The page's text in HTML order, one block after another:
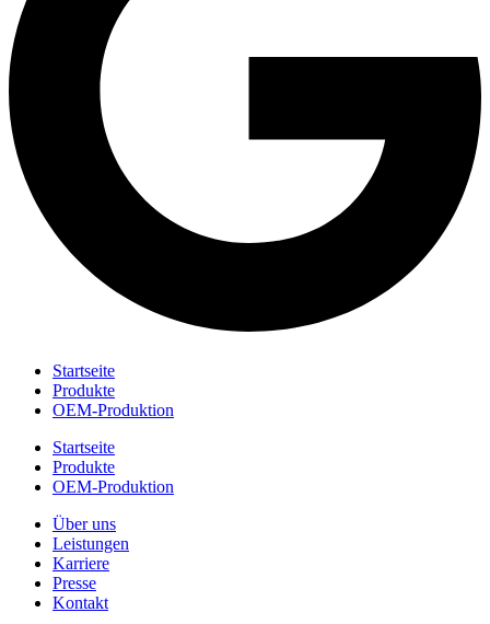
Startseite
Produkte
OEM-Produktion
Startseite
Produkte
OEM-Produktion
Über uns
Leistungen
Karriere
Presse
Kontakt